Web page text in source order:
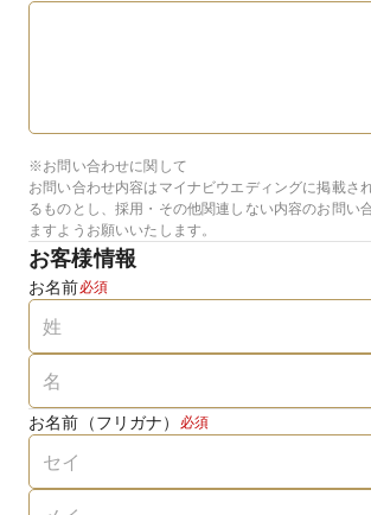
※お問い合わせに関して
お問い合わせ内容はマイナビウエディングに掲載さ
るものとし、採用・その他関連しない内容のお問い
ますようお願いいたします。
お客様情報
お名前必須
お名前（フリガナ） 必須